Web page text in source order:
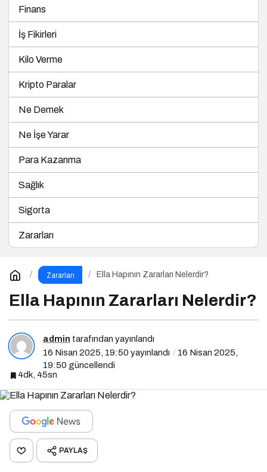
Finans
İş Fikirleri
Kilo Verme
Kripto Paralar
Ne Demek
Ne İşe Yarar
Para Kazanma
Sağlık
Sigorta
Zararları
Zararları Ella Hapının Zararları Nelerdir?
Ella Hapının Zararları Nelerdir?
admin tarafından yayınlandı
16 Nisan 2025, 19:50 yayınlandı
16 Nisan 2025,
19:50 güncellendi
4dk, 45sn
PAYLAŞ